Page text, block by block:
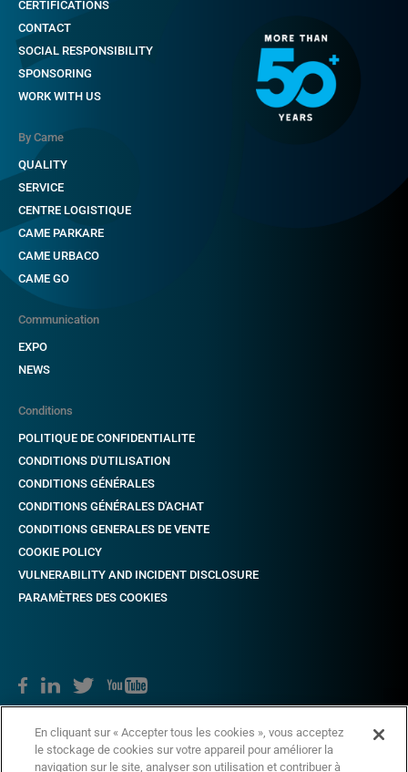
CERTIFICATIONS
CONTACT
SOCIAL RESPONSIBILITY
SPONSORING
WORK WITH US
By Came
QUALITY
SERVICE
CENTRE LOGISTIQUE
CAME PARKARE
CAME URBACO
CAME GO
Communication
EXPO
NEWS
Copyright © 2018 CAME. Tous droits réservés. TVA nr. 03481280265
Conditions
POLITIQUE DE CONFIDENTIALITE
CONDITIONS D'UTILISATION
CONDITIONS GÉNÉRALES
CONDITIONS GÉNÉRALES D'ACHAT
CONDITIONS GENERALES DE VENTE
COOKIE POLICY
VULNERABILITY AND INCIDENT DISCLOSURE
PARAMÈTRES DES COOKIES
En cliquant sur « Accepter tous les cookies », vous acceptez
le stockage de cookies sur votre appareil pour améliorer la
navigation sur le site, analyser son utilisation et contribuer à